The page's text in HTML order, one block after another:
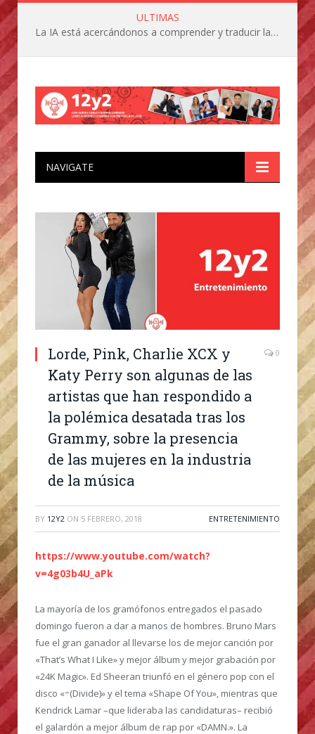
ULTIMAS
La IA está acercándonos a comprender y traducir las vocalizaciones y comportamientos de nuestras mascotas
NAVIGATE
Lorde, Pink, Charlie XCX y
Katy Perry son algunas de las
artistas que han respondido a
la polémica desatada tras los
Grammy, sobre la presencia
de las mujeres en la industria
de la música
0
BY 12Y2 ON 5 FEBRERO, 2018 ENTRETENIMIENTO
https://www.youtube.com/watch?
v=4g03b4U_aPk
La mayoría de los gramófonos entregados el pasado
domingo fueron a dar a manos de hombres. Bruno Mars
fue el gran ganador al llevarse los de mejor canción por
«That’s What I Like» y mejor álbum y mejor grabación por
«24K Magic». Ed Sheeran triunfó en el género pop con el
disco «÷(Divide)» y el tema «Shape Of You», mientras que
Kendrick Lamar –que lideraba las candidaturas– recibió
el galardón a mejor álbum de rap por «DAMN.». La